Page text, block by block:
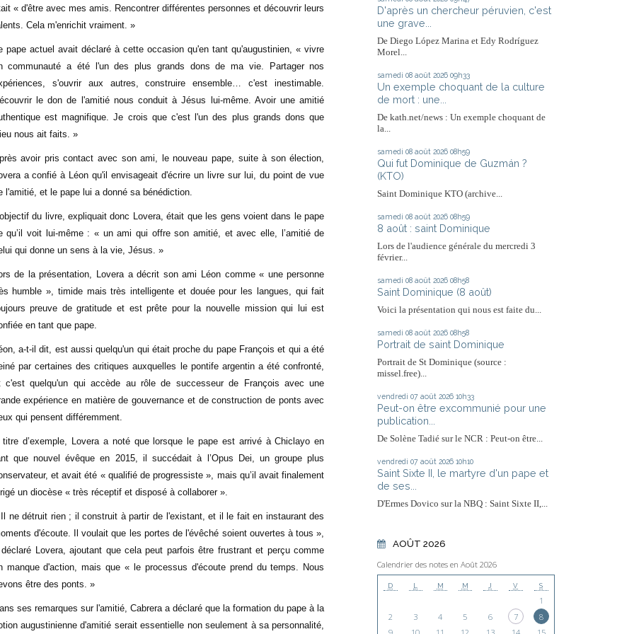
« d'être avec mes amis. Rencontrer différentes personnes et découvrir leurs
Cela m'enrichit vraiment. »
pape actuel avait déclaré à cette occasion qu'en tant qu'augustinien, « vivre
communauté a été l'un des plus grands dons de ma vie. Partager nos
s'ouvrir aux autres, construire ensemble… c'est inestimable.
le don de l'amitié nous conduit à Jésus lui-même. Avoir une amitié
est magnifique. Je crois que c'est l'un des plus grands dons que
nous ait faits. »
avoir pris contact avec son ami, le nouveau pape, suite à son élection,
a confié à Léon qu'il envisageait d'écrire un livre sur lui, du point de vue
l'amitié, et le pape lui a donné sa bénédiction.
du livre, expliquait donc Lovera, était que les gens voient dans le pape
qu’il voit lui-même : « un ami qui offre son amitié, et avec elle, l’amitié de
qui donne un sens à la vie, Jésus. »
de la présentation, Lovera a décrit son ami Léon comme « une personne
humble », timide mais très intelligente et douée pour les langues, qui fait
preuve de gratitude et est prête pour la nouvelle mission qui lui est
en tant que pape.
a-t-il dit, est aussi quelqu'un qui était proche du pape François et qui a été
par certaines des critiques auxquelles le pontife argentin a été confronté,
c'est quelqu'un qui accède au rôle de successeur de François avec une
expérience en matière de gouvernance et de construction de ponts avec
qui pensent différemment.
titre d’exemple, Lovera a noté que lorsque le pape est arrivé à Chiclayo en
que nouvel évêque en 2015, il succédait à l’Opus Dei, un groupe plus
et avait été « qualifié de progressiste », mais qu’il avait finalement
un diocèse « très réceptif et disposé à collaborer ».
ne détruit rien ; il construit à partir de l'existant, et il le fait en instaurant des
d'écoute. Il voulait que les portes de l'évêché soient ouvertes à tous »,
Lovera, ajoutant que cela peut parfois être frustrant et perçu comme
manque d'action, mais que « le processus d'écoute prend du temps. Nous
être des ponts. »
ses remarques sur l'amitié, Cabrera a déclaré que la formation du pape à la
augustinienne d'amitié serait essentielle non seulement à sa personnalité,
D'après un chercheur péruvien, c'est
une grave...
De Diego López Marina et Edy Rodríguez
Morel...
samedi 08 août 2026 09h33
Un exemple choquant de la culture
de mort : une...
De kath.net/news : Un exemple choquant de
la...
samedi 08 août 2026 08h59
Qui fut Dominique de Guzmán ?
(KTO)
Saint Dominique KTO (archive...
samedi 08 août 2026 08h59
8 août : saint Dominique
Lors de l'audience générale du mercredi 3
février...
samedi 08 août 2026 08h58
Saint Dominique (8 août)
Voici la présentation qui nous est faite du...
samedi 08 août 2026 08h58
Portrait de saint Dominique
Portrait de St Dominique (source :
missel.free)...
vendredi 07 août 2026 10h33
Peut-on être excommunié pour une
publication...
De Solène Tadié sur le NCR : Peut-on être...
vendredi 07 août 2026 10h10
Saint Sixte II, le martyre d'un pape et
de ses...
D'Ermes Dovico sur la NBQ : Saint Sixte II,...
AOÛT 2026
Calendrier des notes en Août 2026
D L M M J V S
1
2
3 4 5 6 7
8